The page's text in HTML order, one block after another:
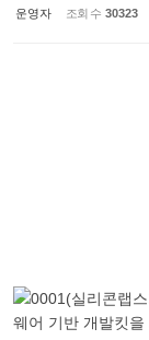
운영자 조회 수 30323